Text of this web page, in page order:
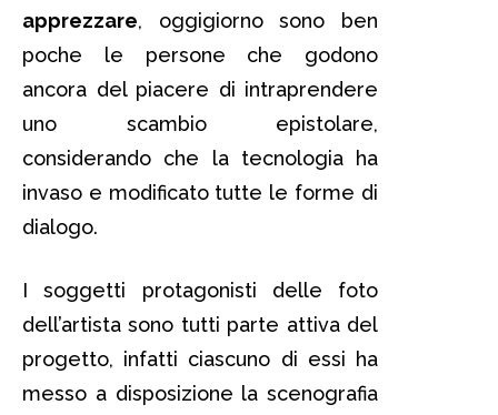
apprezzare, oggigiorno sono ben
poche le persone che godono
ancora del piacere di intraprendere
uno scambio epistolare,
considerando che la tecnologia ha
invaso e modificato tutte le forme di
dialogo.
I soggetti protagonisti delle foto
dell’artista sono tutti parte attiva del
progetto, infatti ciascuno di essi ha
messo a disposizione la scenografia